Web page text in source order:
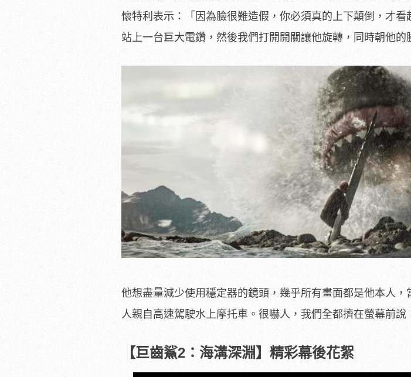
懷特利表示：「因為臉很難造假， 你必須真的上下顛倒，才看
站上一台巨大電鑽，然後我們打開開關讓他旋轉， 同時朝他的
他想盡量減少使用穩定器的鏡頭， 幾乎所有畫面都是他本人，
人親自高速駕駛水上摩托車。很嚇人，我們全都擠在螢幕前說
【巨齒鯊2：海溝深淵】精彩幕後花絮